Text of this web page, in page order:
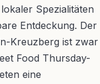
Spezialitäten
Entdeckung. Der
Kreuzberg ist zwar
Food Thursday-
eine